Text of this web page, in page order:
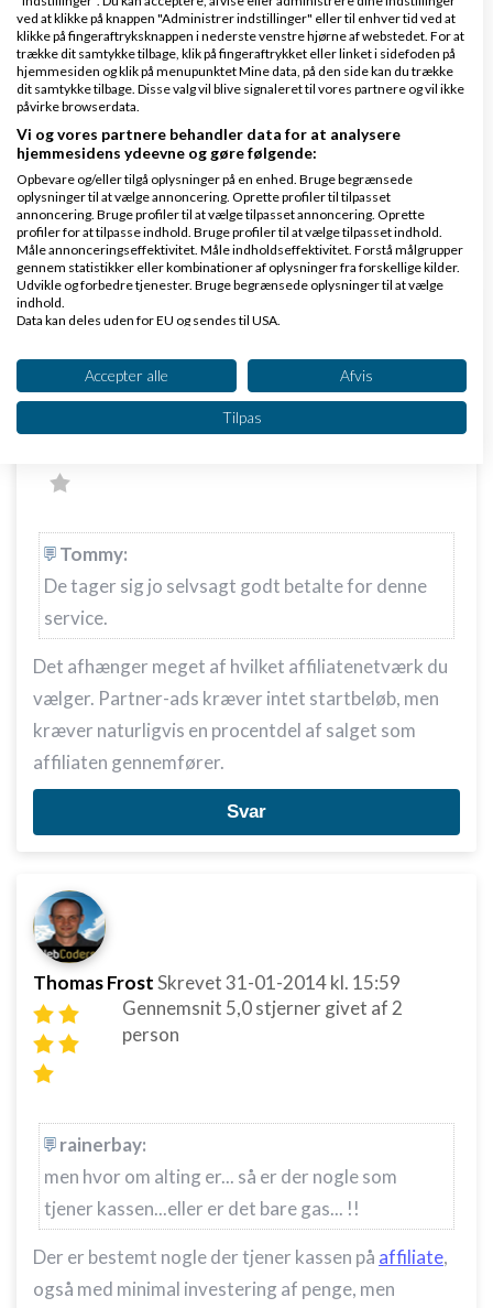
Det nemmeste er at finde etaffiliate netværk, som
tradedoubler, euroads eller lignende. Så kan de
hjælpe dig med det du behøver.
De tager sig jo selvsagt godt betalte for denne
service.
Svar
Slettet brugerSkrevet31-01-2014kl. 15:53
Tommy:
De tager sig jo selvsagt godt betalte for denne
service.
Det afhænger meget af hvilket affiliatenetværk du
vælger. Partner-ads kræver intet startbeløb, men
kræver naturligvis en procentdel af salget som
affiliaten gennemfører.
Svar
Thomas FrostSkrevet31-01-2014kl. 15:59
Gennemsnit 5,0stjerner givet af 2
person
rainerbay:
men hvor om alting er... så er der nogle som
tjener kassen...eller er det bare gas... !!
Der er bestemt nogle der tjener kassen på affiliate,
også med minimal investering af penge, men
ved at klikke på knappen "Administrer indstillinger" eller til enhver tid ved at
klikke på fingeraftryksknappen i nederste venstre hjørne af webstedet. For at
trække dit samtykke tilbage, klik på fingeraftrykket eller linket i sidefoden på
hjemmesiden og klik på menupunktet Mine data, på den side kan du trække
dit samtykke tilbage. Disse valg vil blive signaleret til vores partnere og vil ikke
påvirke browserdata.
Vi og vores partnere behandler data for at analysere
hjemmesidens ydeevne og gøre følgende:
Opbevare og/eller tilgå oplysninger på en enhed. Bruge begrænsede
oplysninger til at vælge annoncering. Oprette profiler til tilpasset
annoncering. Bruge profiler til at vælge tilpasset annoncering. Oprette
profiler for at tilpasse indhold. Bruge profiler til at vælge tilpasset indhold.
Måle annonceringseffektivitet. Måle indholdseffektivitet. Forstå målgrupper
gennem statistikker eller kombinationer af oplysninger fra forskellige kilder.
Udvikle og forbedre tjenester. Bruge begrænsede oplysninger til at vælge
indhold.
Data kan deles uden for EU og sendes til USA.
Se partnerliste (2 IAB-leverandører)
Vi bruger dine data til følgende formål:
IAB's behandlingsformål:
enhed
Bruge begrænsede oplysninger til at vælge
annoncering
Oprette profiler til tilpasset annoncering
Bruge profiler til at vælge tilpasset
annoncering
Oprette profiler for at tilpasse indhold
Bruge profiler til at vælge tilpasset indhold
Måle annonceringseffektivitet
Måle indholdseffektivitet
kombinationer af oplysninger fra forskellige
kilder
Udvikle og forbedre tjenester
Bruge begrænsede oplysninger til at vælge
indhold
IAB Special Features:
Identificere enheder baseret på aktivt
anmodede oplysninger
Ikke-IAB-behandlingsformål:
Nødvendig
Ydeevne
Accepter alle Afvis
Tilpas